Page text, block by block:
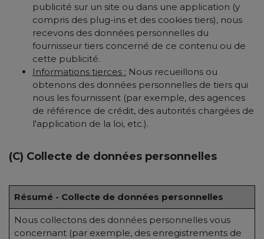
publicité sur un site ou dans une application (y
compris des plug-ins et des cookies tiers), nous
recevons des données personnelles du
fournisseur tiers concerné de ce contenu ou de
cette publicité.
Informations tierces : Nous recueillons ou
obtenons des données personnelles de tiers qui
nous les fournissent (par exemple, des agences
de référence de crédit, des autorités chargées de
l'application de la loi, etc.).
(C) Collecte de données personnelles
Résumé - Collecte de données personnelles
Nous collectons des données personnelles vous
concernant (par exemple, des enregistrements de